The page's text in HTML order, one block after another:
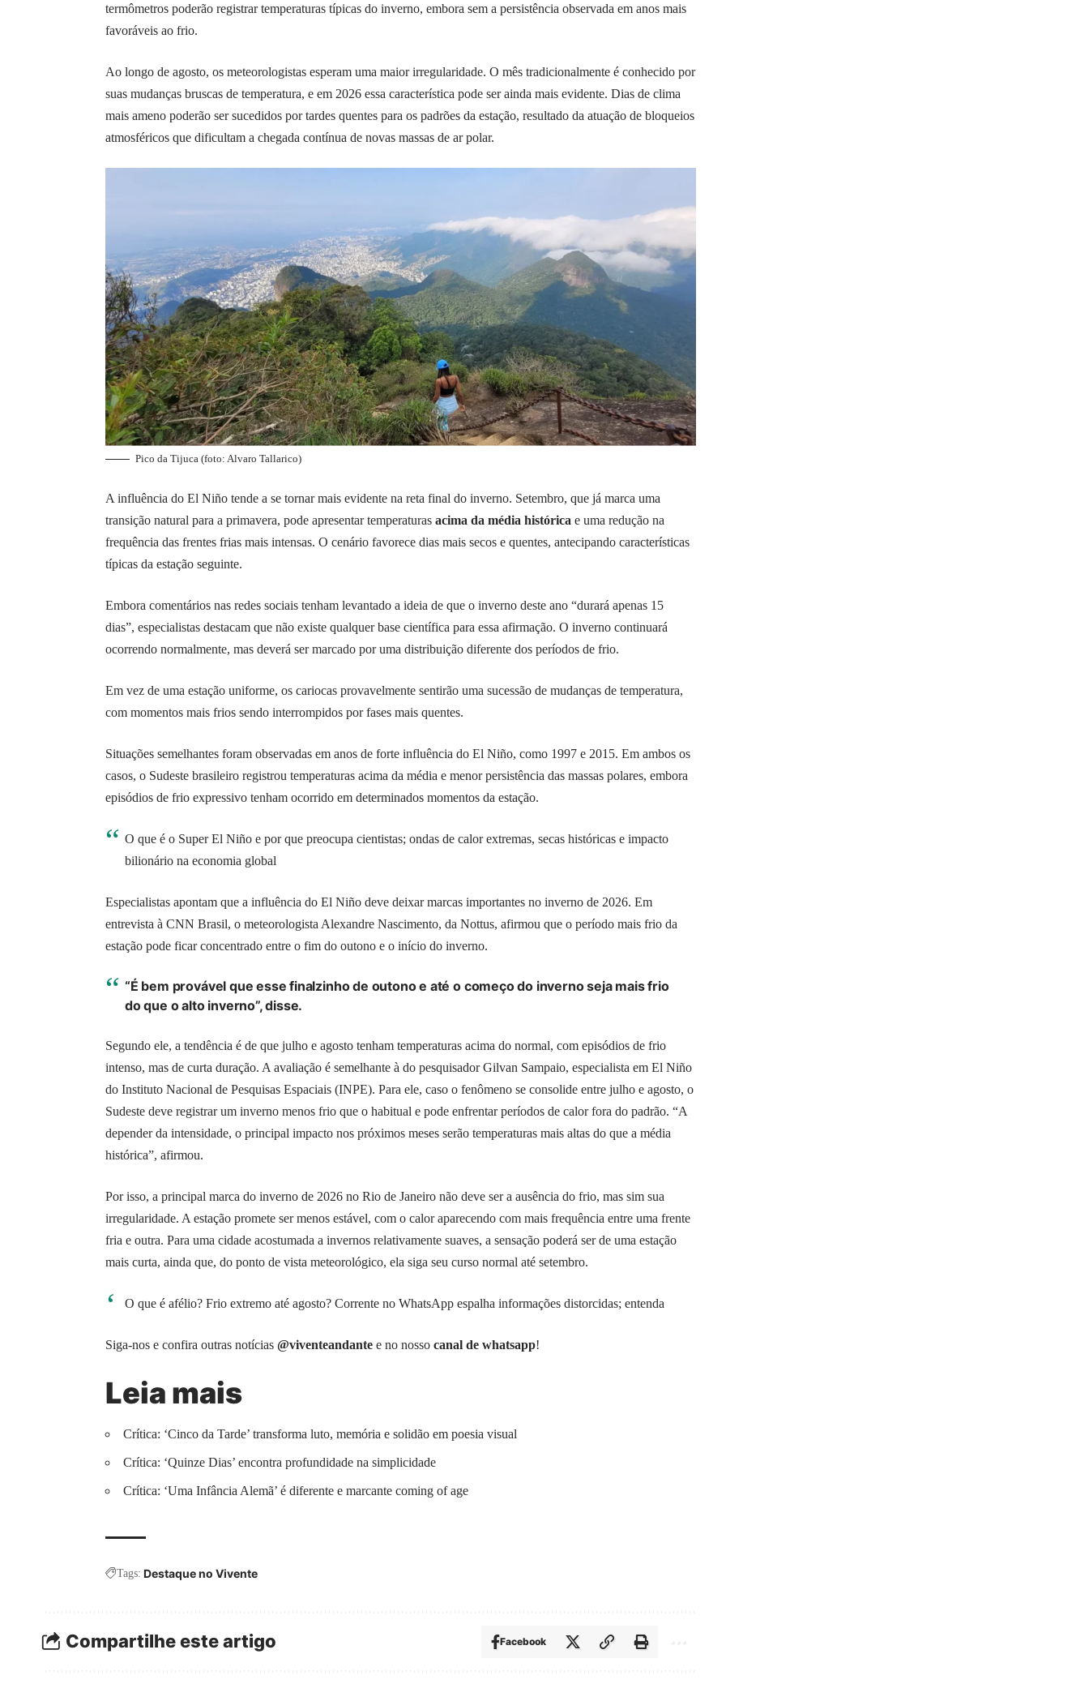
termômetros poderão registrar temperaturas típicas do inverno, embora sem a persistência observada em anos mais
favoráveis ao frio.
Ao longo de agosto, os meteorologistas esperam uma maior irregularidade. O mês tradicionalmente é conhecido por
suas mudanças bruscas de temperatura, e em 2026 essa característica pode ser ainda mais evidente. Dias de clima
mais ameno poderão ser sucedidos por tardes quentes para os padrões da estação, resultado da atuação de bloqueios
atmosféricos que dificultam a chegada contínua de novas massas de ar polar.
Pico da Tijuca (foto: Alvaro Tallarico)
A influência do El Niño tende a se tornar mais evidente na reta final do inverno. Setembro, que já marca uma
transição natural para a primavera, pode apresentar temperaturas acima da média histórica e uma redução na
frequência das frentes frias mais intensas. O cenário favorece dias mais secos e quentes, antecipando características
típicas da estação seguinte.
Embora comentários nas redes sociais tenham levantado a ideia de que o inverno deste ano “durará apenas 15
dias”, especialistas destacam que não existe qualquer base científica para essa afirmação. O inverno continuará
ocorrendo normalmente, mas deverá ser marcado por uma distribuição diferente dos períodos de frio.
Em vez de uma estação uniforme, os cariocas provavelmente sentirão uma sucessão de mudanças de temperatura,
com momentos mais frios sendo interrompidos por fases mais quentes.
Situações semelhantes foram observadas em anos de forte influência do El Niño, como 1997 e 2015. Em ambos os
casos, o Sudeste brasileiro registrou temperaturas acima da média e menor persistência das massas polares, embora
episódios de frio expressivo tenham ocorrido em determinados momentos da estação.
O que é o Super El Niño e por que preocupa cientistas; ondas de calor extremas, secas históricas e impacto
bilionário na economia global
Especialistas apontam que a influência do El Niño deve deixar marcas importantes no inverno de 2026. Em
entrevista à CNN Brasil, o meteorologista Alexandre Nascimento, da Nottus, afirmou que o período mais frio da
estação pode ficar concentrado entre o fim do outono e o início do inverno.
“É bem provável que esse finalzinho de outono e até o começo do inverno seja mais frio
do que o alto inverno”, disse.
Segundo ele, a tendência é de que julho e agosto tenham temperaturas acima do normal, com episódios de frio
intenso, mas de curta duração. A avaliação é semelhante à do pesquisador Gilvan Sampaio, especialista em El Niño
do Instituto Nacional de Pesquisas Espaciais (INPE). Para ele, caso o fenômeno se consolide entre julho e agosto, o
Sudeste deve registrar um inverno menos frio que o habitual e pode enfrentar períodos de calor fora do padrão. “A
depender da intensidade, o principal impacto nos próximos meses serão temperaturas mais altas do que a média
histórica”, afirmou.
Por isso, a principal marca do inverno de 2026 no Rio de Janeiro não deve ser a ausência do frio, mas sim sua
irregularidade. A estação promete ser menos estável, com o calor aparecendo com mais frequência entre uma frente
fria e outra. Para uma cidade acostumada a invernos relativamente suaves, a sensação poderá ser de uma estação
mais curta, ainda que, do ponto de vista meteorológico, ela siga seu curso normal até setembro.
O que é afélio? Frio extremo até agosto? Corrente no WhatsApp espalha informações distorcidas; entenda
Siga-nos e confira outras notícias @viventeandante e no nosso canal de whatsapp!
Leia mais
Crítica: ‘Cinco da Tarde’ transforma luto, memória e solidão em poesia visual
Crítica: ‘Quinze Dias’ encontra profundidade na simplicidade
Crítica: ‘Uma Infância Alemã’ é diferente e marcante coming of age
Tags: Destaque no Vivente
Compartilhe este artigo Facebook